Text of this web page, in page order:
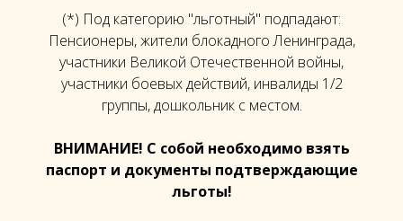
(*) Под категорию "льготный" подпадают:
Пенсионеры, жители блокадного Ленинграда,
участники Великой Отечественной войны,
участники боевых действий, инвалиды 1/2
группы, дошкольник с местом.
ВНИМАНИЕ! С собой необходимо взять
паспорт и документы подтверждающие
льготы!